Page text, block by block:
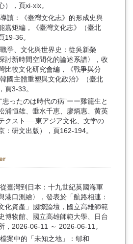
），頁xi-xix。
讀：《臺灣文化志》的形成史與
嘉矩編，《臺灣文化志》（臺北
19-36。
爭、文化與世界史：從吳新榮
討新時間空間化的論述系譜〉，收
比較文化研究會編，《戰爭與分
國主體重塑與文化政治》（臺北
頁3-33。
患ったのは時代の病”ーー雞籠生と
浦恒雄、垂水千恵、廖炳惠、黄英
クスト──東アジア文化、文学の
：研文出版），頁162-194。
臺灣到日本：十九世紀英國海軍
港口測繪〉，發表於「航路相連：
化資產」國際論壇，國立高雄師範
博物館、國立高雄師範大學、日台
，2026-06-11 ～ 2026-06-11。
案中的「未知之地」： 郇和